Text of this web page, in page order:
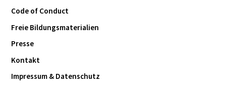
Code of Conduct
Freie Bildungsmaterialien
Presse
Kontakt
Impressum & Datenschutz